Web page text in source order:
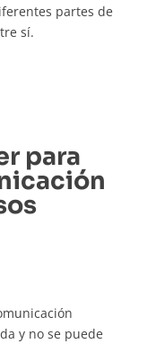
partes de
sí.
para
y no se puede